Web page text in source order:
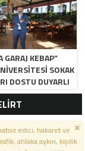
GARAJ KEBAP”
SOKAK
DOSTU DUYARLI
ARASINDA “
edici, hakaret ve
ahlaka aykırı, kişilik